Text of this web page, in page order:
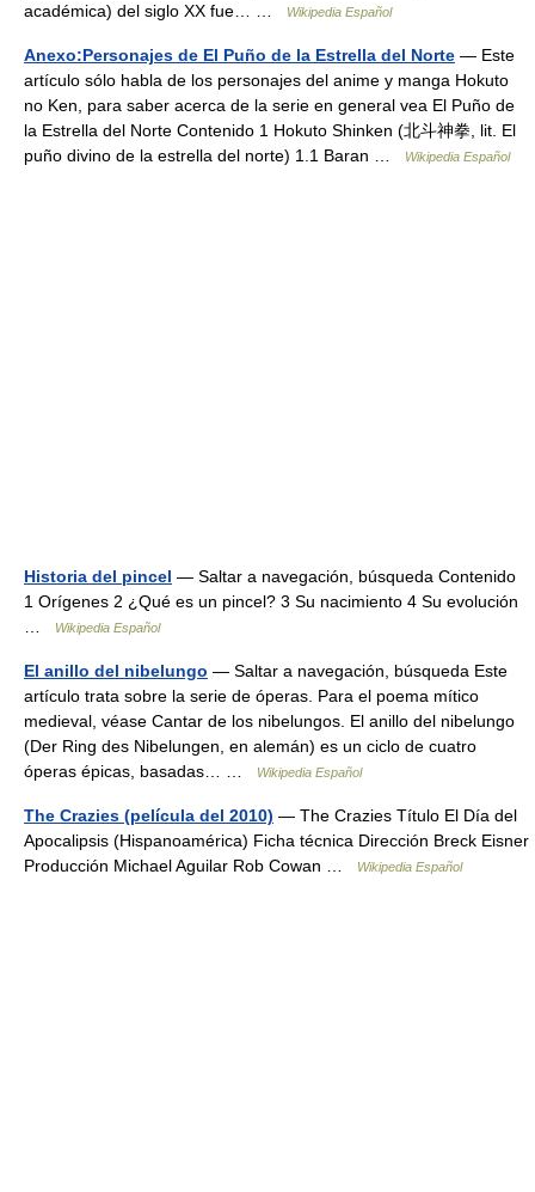
académica) del siglo XX fue… …
Wikipedia Español
Anexo:Personajes de El Puño de la Estrella del Norte — Este
artículo sólo habla de los personajes del anime y manga Hokuto
no Ken, para saber acerca de la serie en general vea El Puño de
la Estrella del Norte Contenido 1 Hokuto Shinken (北斗神拳, lit. El
puño divino de la estrella del norte) 1.1 Baran …
Wikipedia Español
Historia del pincel — Saltar a navegación, búsqueda Contenido
1 Orígenes 2 ¿Qué es un pincel? 3 Su nacimiento 4 Su evolución
Wikipedia Español
El anillo del nibelungo — Saltar a navegación, búsqueda Este
artículo trata sobre la serie de óperas. Para el poema mítico
medieval, véase Cantar de los nibelungos. El anillo del nibelungo
(Der Ring des Nibelungen, en alemán) es un ciclo de cuatro
óperas épicas, basadas… …
Wikipedia Español
The Crazies (película del 2010) — The Crazies Título El Día del
Apocalipsis (Hispanoamérica) Ficha técnica Dirección Breck Eisner
Producción Michael Aguilar Rob Cowan …
Wikipedia Español